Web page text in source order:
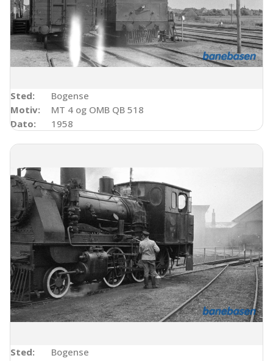
Sted:
Bogense
Motiv:
MT 4 og OMB QB 518
Dato:
1958
Sted:
Bogense